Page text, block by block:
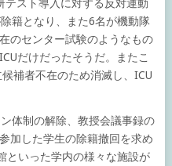
スト導入に対する反対運動
籍となり、また6名が機動隊
のセンター試験のようなもの
だけだったそうだ。またこ
補者不在のため消滅し、ICU
体制の解除、教授会議事録の
加した学生の除籍撤回を求め
といった学内の様々な施設が